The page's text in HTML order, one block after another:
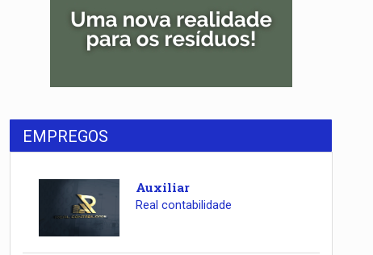
EMPREGOS
Auxiliar
Real contabilidade